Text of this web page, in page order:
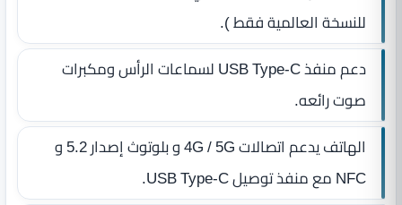
للنسخة العالمية فقط ).
دعم منفذ USB Type-C لسماعات الرأس ومكبرات
صوت رائعه.
الهاتف يدعم اتصالات 4G / 5G و بلوتوث إصدار 5.2 و
NFC مع منفذ توصيل USB Type-C.